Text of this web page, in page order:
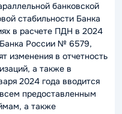
банковской
стабильности Банка
в расчете ПДН в 2024
Банка России № 6579,
изменения в отчетность
а также в
2024 года вводится
предоставленным
а также